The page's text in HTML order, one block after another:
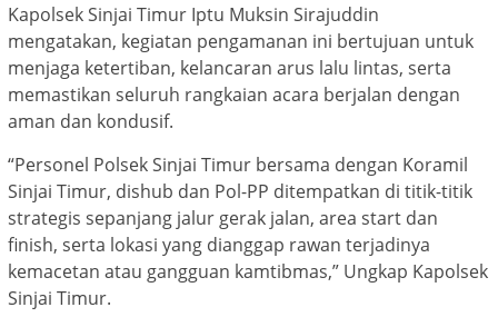
Kapolsek Sinjai Timur Iptu Muksin Sirajuddin
mengatakan, kegiatan pengamanan ini bertujuan untuk
menjaga ketertiban, kelancaran arus lalu lintas, serta
memastikan seluruh rangkaian acara berjalan dengan
aman dan kondusif.
“Personel Polsek Sinjai Timur bersama dengan Koramil
Sinjai Timur, dishub dan Pol-PP ditempatkan di titik-titik
strategis sepanjang jalur gerak jalan, area start dan
finish, serta lokasi yang dianggap rawan terjadinya
kemacetan atau gangguan kamtibmas,” Ungkap Kapolsek
Sinjai Timur.